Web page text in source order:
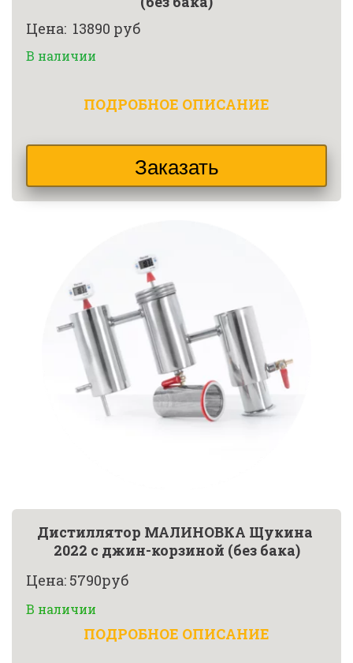
Цена:  13890 руб
В наличии
ПОДРОБНОЕ ОПИСАНИЕ
Заказать
Дистиллятор МАЛИНОВКА Щукина
2022 с джин-корзиной (без бака)
Цена: 5790руб
В наличии
ПОДРОБНОЕ ОПИСАНИЕ